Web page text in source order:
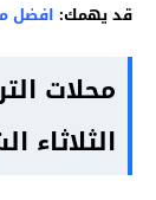
قد يهمك: افضل
محلات
الثلاثاء